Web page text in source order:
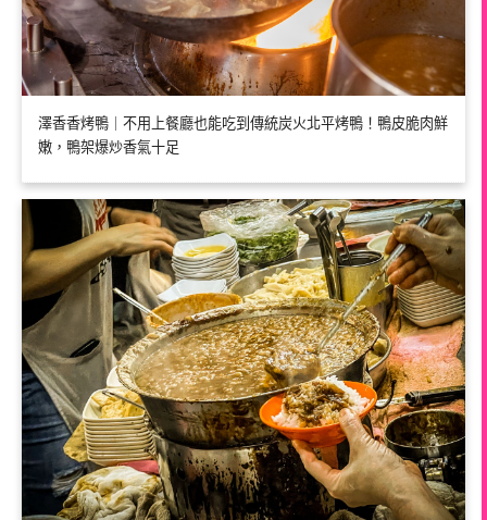
澤香香烤鴨｜不用上餐廳也能吃到傳統炭火北平烤鴨！鴨皮脆肉鮮
嫩，鴨架爆炒香氣十足